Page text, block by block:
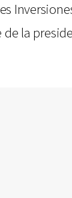
la